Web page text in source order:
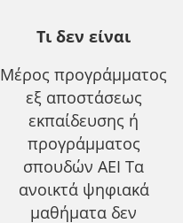
Τι δεν είναι
Μέρος προγράμματος
εξ αποστάσεως
εκπαίδευσης ή
προγράμματος
σπουδών ΑΕΙ Τα
ανοικτά ψηφιακά
μαθήματα δεν